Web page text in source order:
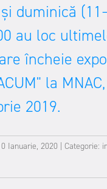
duminică
au loc
încheie
la
2019.
Ianuarie, 2020 | Categorie: